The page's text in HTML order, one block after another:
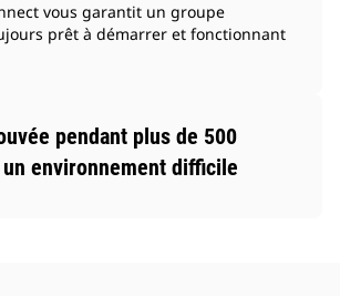
vous garantit un groupe
prêt à démarrer et fonctionnant
pendant plus de 500
un environnement difficile